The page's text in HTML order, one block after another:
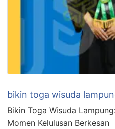
bikin toga wisuda
Bikin Toga Wisuda
Momen Kelulusan